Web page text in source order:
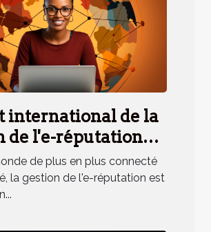
international de la
de l'e-réputation
personnalités très
de plus en plus connecté
la gestion de l'e-réputation est